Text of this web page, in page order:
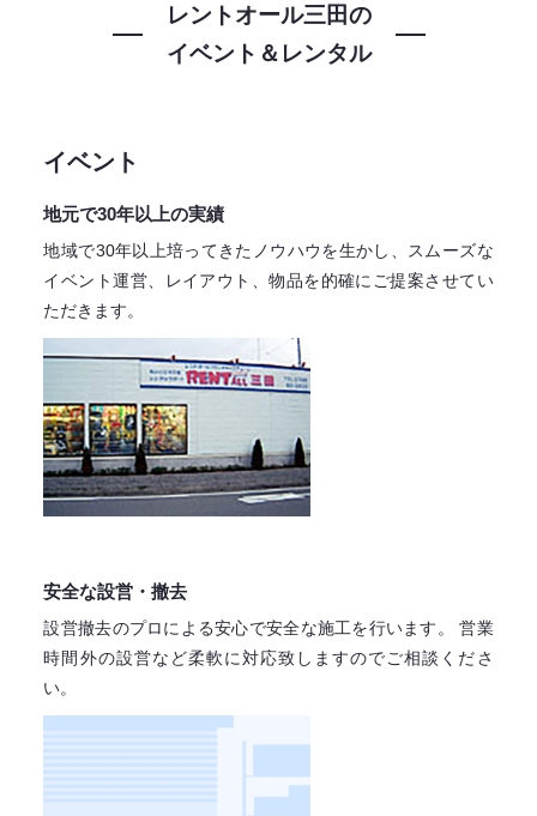
レントオール三田の
イベント＆レンタル
イベント
地元で30年以上の実績
地域で30年以上培ってきたノウハウを生かし、スムーズな
イベント運営、レイアウト、物品を的確にご提案させてい
ただきます。
安全な設営・撤去
設営撤去のプロによる安心で安全な施工を行います。
営業
時間外の設営など柔軟に対応致しますのでご相談くださ
い。